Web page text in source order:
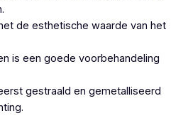
de esthetische waarde van het
is een goede voorbehandeling
gestraald en gemetalliseerd